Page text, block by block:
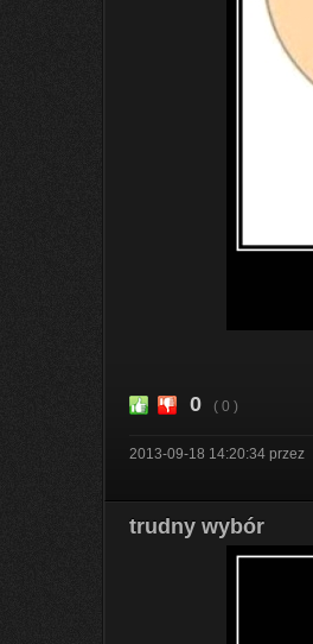
0 ( 0 )
2013-09-18 14:20:34 przez
trudny wybór